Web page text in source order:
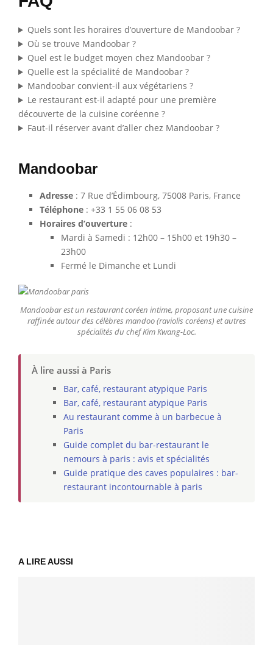
Quels sont les horaires d’ouverture de Mandoobar ?
Où se trouve Mandoobar ?
Quel est le budget moyen chez Mandoobar ?
Quelle est la spécialité de Mandoobar ?
Mandoobar convient-il aux végétariens ?
Le restaurant est-il adapté pour une première
découverte de la cuisine coréenne ?
Faut-il réserver avant d’aller chez Mandoobar ?
Mandoobar
Adresse : 7 Rue d’Édimbourg, 75008 Paris, France
Téléphone : +33 1 55 06 08 53
Horaires d’ouverture :
Mardi à Samedi : 12h00 – 15h00 et 19h30 –
23h00
Fermé le Dimanche et Lundi
Mandoobar est un restaurant coréen intime, proposant une cuisine
raffinée autour des célèbres mandoo (raviolis coréens) et autres
spécialités du chef Kim Kwang-Loc.
À lire aussi à Paris
Bar, café, restaurant atypique Paris
Bar, café, restaurant atypique Paris
Au restaurant comme à un barbecue à
Paris
Guide complet du bar-restaurant le
nemours à paris : avis et spécialités
Guide pratique des caves populaires : bar-
restaurant incontournable à paris
A LIRE AUSSI